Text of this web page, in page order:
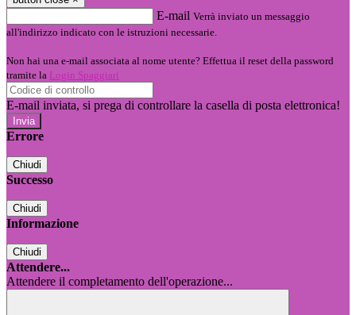
E-mail Verrà inviato un messaggio
all'indirizzo indicato con le istruzioni necessarie.
Non hai una e-mail associata al nome utente? Effettua il reset della password
tramite la Login Spaggiari
E-mail inviata, si prega di controllare la casella di posta elettronica!
Errore
Chiudi
Successo
Chiudi
Informazione
Chiudi
Attendere...
Attendere il completamento dell'operazione...